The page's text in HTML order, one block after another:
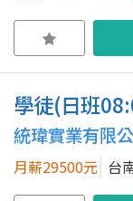
學徒(日班
統瑋實業有限
月薪29500元 台